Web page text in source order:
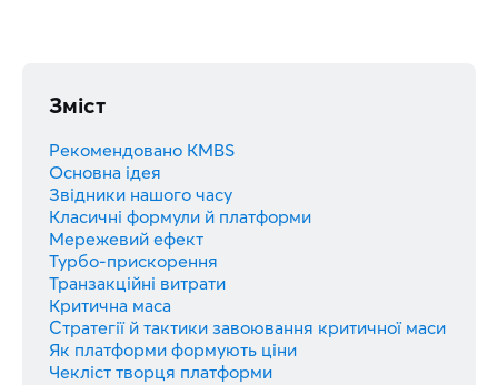
Зміст
Рекомендовано KMBS
Основна ідея
Звідники нашого часу
Класичні формули й платформи
Мережевий ефект
Турбо-прискорення
Транзакційні витрати
Критична маса
Стратегії й тактики завоювання критичної маси
Як платформи формують ціни
Чекліст творця платформи